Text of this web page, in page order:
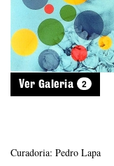
Ver Galeria 2
Curadoria: Pedro Lapa